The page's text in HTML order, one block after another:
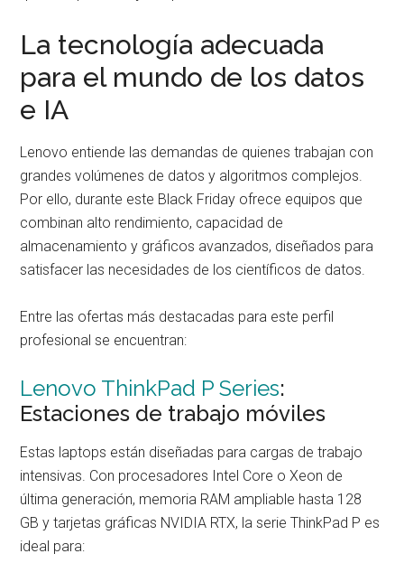
La tecnología adecuada
para el mundo de los datos
e IA
Lenovo entiende las demandas de quienes trabajan con
grandes volúmenes de datos y algoritmos complejos.
Por ello, durante este Black Friday ofrece equipos que
combinan alto rendimiento, capacidad de
almacenamiento y gráficos avanzados, diseñados para
satisfacer las necesidades de los científicos de datos.
Entre las ofertas más destacadas para este perfil
profesional se encuentran:
Lenovo ThinkPad P Series:
Estaciones de trabajo móviles
Estas laptops están diseñadas para cargas de trabajo
intensivas. Con procesadores Intel Core o Xeon de
última generación, memoria RAM ampliable hasta 128
GB y tarjetas gráficas NVIDIA RTX, la serie ThinkPad P es
ideal para: